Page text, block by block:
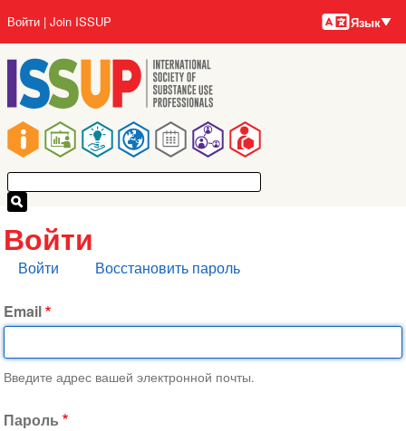
основному
содержанию
Main
navigation
User
account
menu
Войти Join ISSUP Языки
Язык
Войти
Главные
Войти Восстановить пароль
Email
Введите адрес вашей электронной почты.
Пароль